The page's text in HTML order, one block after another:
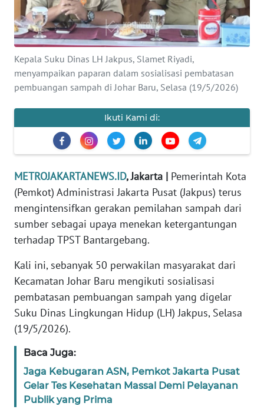
Kepala Suku Dinas LH Jakpus, Slamet Riyadi,
menyampaikan paparan dalam sosialisasi pembatasan
pembuangan sampah di Johar Baru, Selasa (19/5/2026)
Ikuti Kami di:
METROJAKARTANEWS.ID, Jakarta | Pemerintah Kota
(Pemkot) Administrasi Jakarta Pusat (Jakpus) terus
mengintensifkan gerakan pemilahan sampah dari
sumber sebagai upaya menekan ketergantungan
terhadap TPST Bantargebang.
Kali ini, sebanyak 50 perwakilan masyarakat dari
Kecamatan Johar Baru mengikuti sosialisasi
pembatasan pembuangan sampah yang digelar
Suku Dinas Lingkungan Hidup (LH) Jakpus, Selasa
(19/5/2026).
Baca Juga:
Jaga Kebugaran ASN, Pemkot Jakarta Pusat
Gelar Tes Kesehatan Massal Demi Pelayanan
Publik yang Prima
KONTAK
KAMI
INFO
IKLAN
SIBER
REDAKSI
KARIR
DISCLAIMER
Wahana
News
Regional
WN
WN
JAKARTA